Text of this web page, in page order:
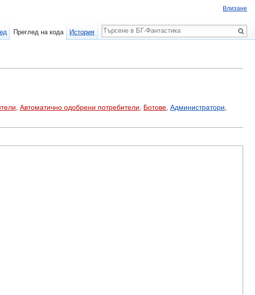
Автоматично одобрени потребители Ботове Администратори
Влизане
Преглед на кода История
Търсене